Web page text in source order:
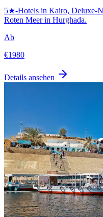
5★-Hotels in Kairo, Deluxe-
Roten Meer in Hurghada.
Ab
€1980
Details ansehen